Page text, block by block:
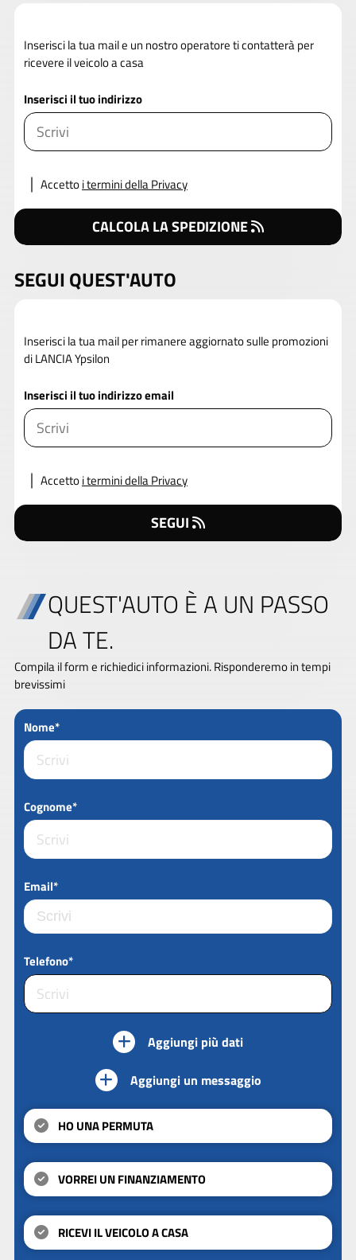
Inserisci la tua mail e un nostro operatore ti contatterà per
ricevere il veicolo a casa
Inserisci il tuo indirizzo
Accettoi termini della Privacy
CALCOLA LA SPEDIZIONE
SEGUI QUEST'AUTO
Inserisci la tua mail per rimanere aggiornato sulle promozioni
di LANCIA Ypsilon
Inserisci il tuo indirizzo email
Accettoi termini della Privacy
SEGUI
QUEST'AUTO È A UN PASSO
DA TE.
Compila il form e richiedici informazioni. Risponderemo in tempi
brevissimi
Nome*
Cognome*
Email*
Telefono*
Aggiungi più dati
Aggiungi un messaggio
HO UNA PERMUTA
VORREI UN FINANZIAMENTO
RICEVI IL VEICOLO A CASA